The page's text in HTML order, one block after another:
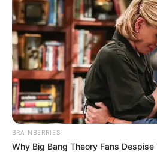
BRAINBERRIES
Why Big Bang Theory Fans